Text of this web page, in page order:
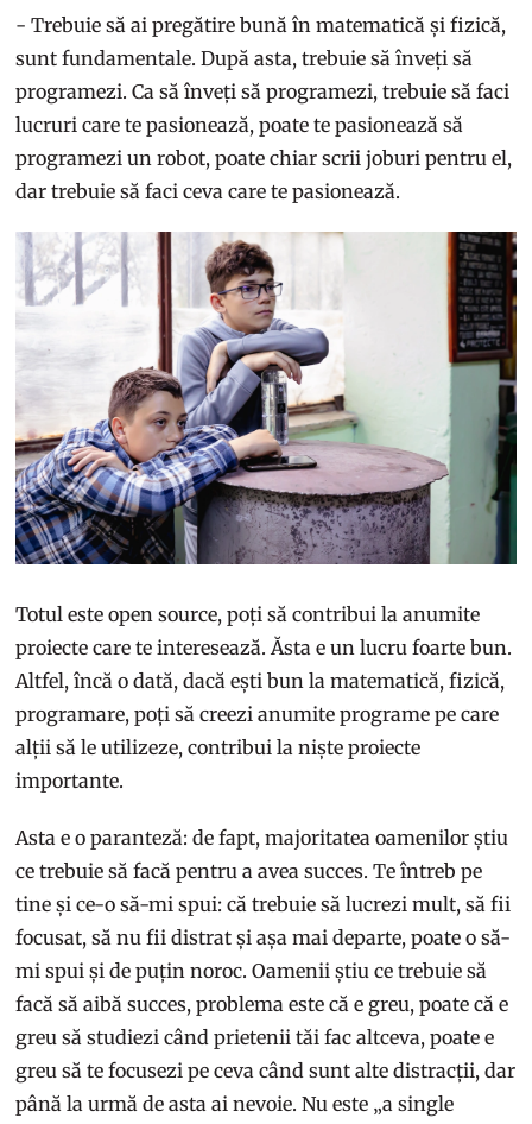
- Trebuie să ai pregătire bună în matematică și fizică,
sunt fundamentale. După asta, trebuie să înveți să
programezi. Ca să înveți să programezi, trebuie să faci
lucruri care te pasionează, poate te pasionează să
programezi un robot, poate chiar scrii joburi pentru el,
dar trebuie să faci ceva care te pasionează.
Totul este open source, poți să contribui la anumite
proiecte care te interesează. Ăsta e un lucru foarte bun.
Altfel, încă o dată, dacă ești bun la matematică, fizică,
programare, poți să creezi anumite programe pe care
alții să le utilizeze, contribui la niște proiecte
importante.
Asta e o paranteză: de fapt, majoritatea oamenilor știu
ce trebuie să facă pentru a avea succes. Te întreb pe
tine și ce-o să-mi spui: că trebuie să lucrezi mult, să fii
focusat, să nu fii distrat și așa mai departe, poate o să-
mi spui și de puțin noroc. Oamenii știu ce trebuie să
facă să aibă succes, problema este că e greu, poate că e
greu să studiezi când prietenii tăi fac altceva, poate e
greu să te focusezi pe ceva când sunt alte distracții, dar
până la urmă de asta ai nevoie. Nu este „a single